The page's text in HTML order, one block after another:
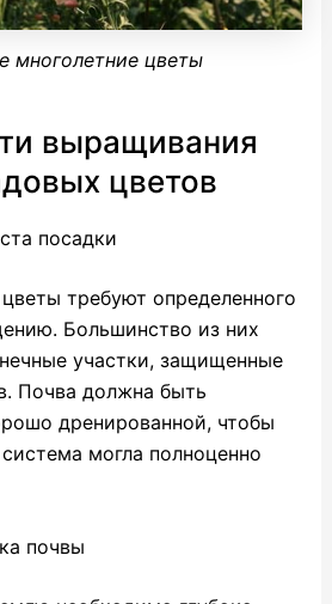
многолетние цветы
выращивания
цветов
посадки
требуют определенного
Большинство из них
участки, защищенные
Почва должна быть
дренированной, чтобы
могла полноценно
почвы